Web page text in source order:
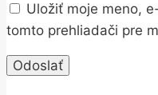
Uložiť moje meno,
tomto prehliadači pre